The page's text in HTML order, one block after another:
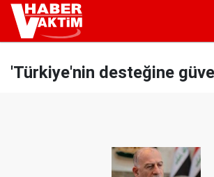
'Türkiye'nin desteğine